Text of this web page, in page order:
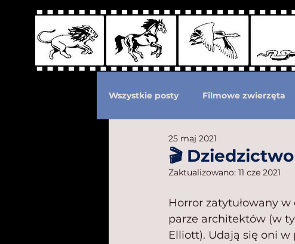
Wszystkie posty Filmowe zwierzęta
Podział według ras kotów
🎬 Dziedzictwo
25 maj 2021
Zaktualizowano: 11 cze 2021
Horror zatytułowany
parze architektów (w
Elliott). Udają się oni